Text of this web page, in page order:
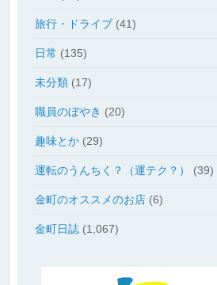
旅行・ドライブ (41)
日常 (135)
未分類 (17)
職員のぼやき (20)
趣味とか (29)
運転のうんちく？（運テク？） (39)
金町のオススメのお店 (6)
金町日誌 (1,067)